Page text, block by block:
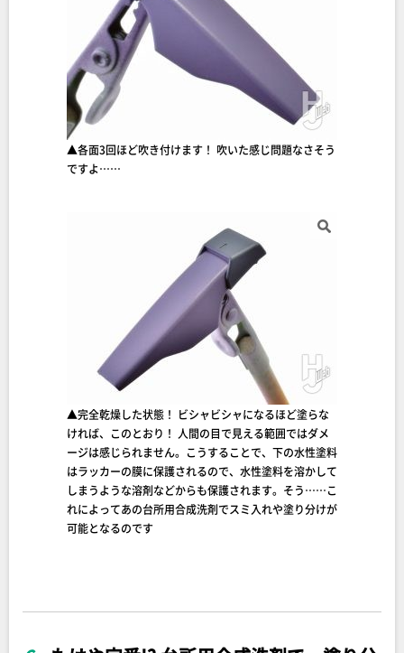
▲各面3回ほど吹き付けます！ 吹いた感じ問題なさそう
ですよ……
▲完全乾燥した状態！ ビシャビシャになるほど塗らな
ければ、このとおり！ 人間の目で見える範囲ではダメ
ージは感じられません。こうすることで、下の水性塗料
はラッカーの膜に保護されるので、水性塗料を溶かして
しまうような溶剤などからも保護されます。そう……こ
れによってあの台所用合成洗剤でスミ入れや塗り分けが
可能となるのです